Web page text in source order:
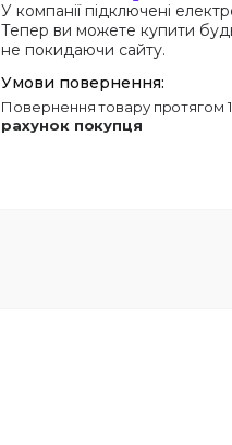
У компанії підключені
Тепер ви можете купити
не покидаючи сайту.
повернення товару протягом
рахунок покупця